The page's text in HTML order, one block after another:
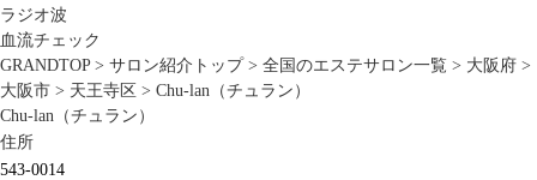
ラジオ波
血流チェック
GRANDTOP > サロン紹介トップ > 全国のエステサロン一覧 > 大阪府 >
大阪市 > 天王寺区 > Chu-lan（チュラン）
Chu-lan（チュラン）
住所
543-0014